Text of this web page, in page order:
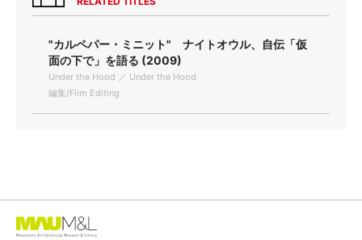
"カルペパー・ミニット" ナイトオウル、自伝「仮
面の下で」を語る (2009)
Under the Hood ／ Under the Hood
編集/Film Editing